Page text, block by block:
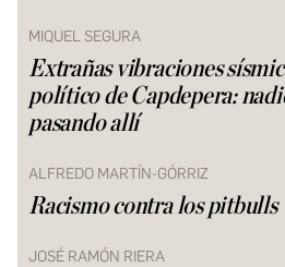
MIQUEL SEGURA
Extrañas vibraciones
político de Capdepera:
pasando allí
ALFREDO MARTÍN-GÓRRIZ
Racismo contra los pitbulls
JOSÉ RAMÓN RIERA